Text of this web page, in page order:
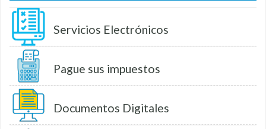
Servicios Electrónicos
Pague sus impuestos
Documentos Digitales